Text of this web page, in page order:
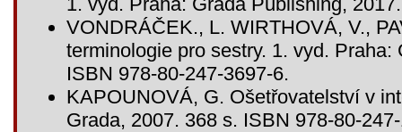
VONDRÁČEK., L. WIRTHOVÁ, V.,
terminologie pro sestry. 1. vyd.
ISBN 978-80-247-3697-6.
KAPOUNOVÁ, G. Ošetřovatelství v
Grada, 2007. 368 s. ISBN 978-80-